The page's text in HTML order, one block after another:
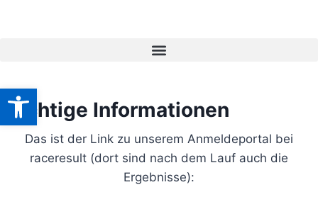
Wichtige Informationen
Das ist der Link zu unserem Anmeldeportal bei
raceresult (dort sind nach dem Lauf auch die
Ergebnisse):
Werkzeugleiste öffnen